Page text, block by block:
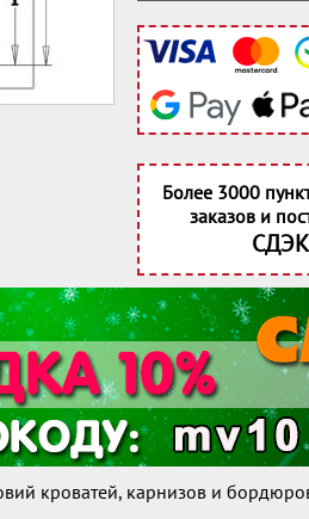
Более 3000
заказов и
СДЭК
кроватей, карнизов и